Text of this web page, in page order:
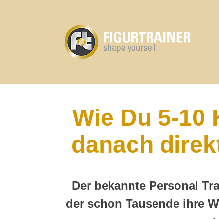
Wie Du 5-10
danach
Der bekannte Personal
der schon Tausende ihre